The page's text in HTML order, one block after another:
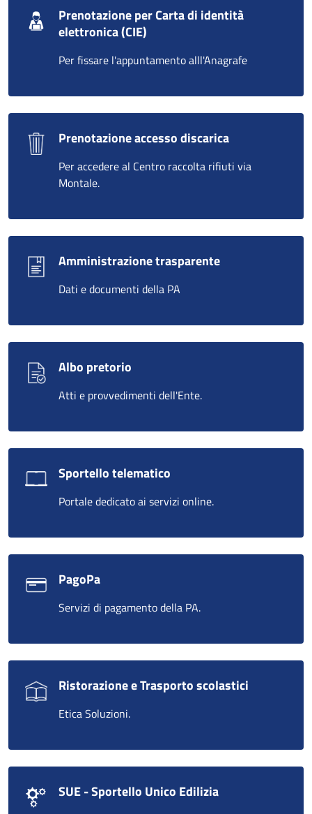
Prenotazione per Carta di identità
elettronica (CIE)
Per fissare l'appuntamento alll'Anagrafe
Prenotazione accesso discarica
Per accedere al Centro raccolta rifiuti via
Montale.
Amministrazione trasparente
Dati e documenti della PA
Albo pretorio
Atti e provvedimenti dell'Ente.
Sportello telematico
Portale dedicato ai servizi online.
PagoPa
Servizi di pagamento della PA.
Ristorazione e Trasporto scolastici
Etica Soluzioni.
SUE - Sportello Unico Edilizia